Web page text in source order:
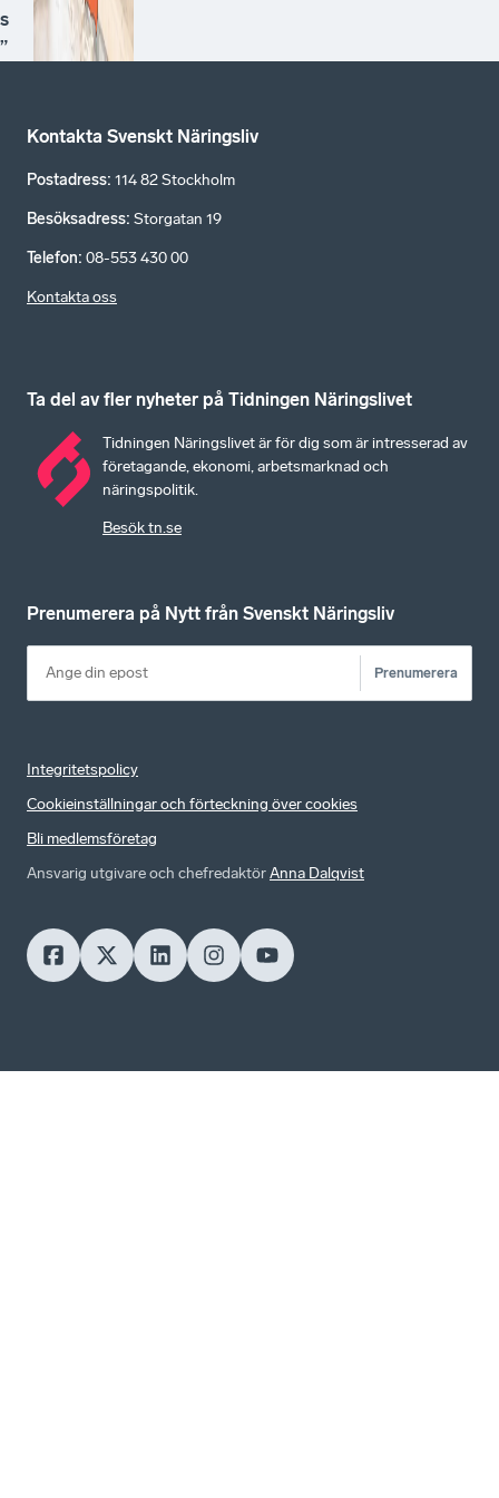
s
”
Kontakta Svenskt Näringsliv
Postadress: 114 82 Stockholm
Besöksadress: Storgatan 19
Telefon: 08-553 430 00
Kontakta oss
Ta del av fler nyheter på Tidningen Näringslivet
Tidningen Näringslivet är för dig som är intresserad av
företagande, ekonomi, arbetsmarknad och
näringspolitik.
Besök tn.se
Prenumerera på Nytt från Svenskt Näringsliv
Prenumerera
Integritetspolicy
Cookieinställningar och förteckning över cookies
Bli medlemsföretag
Ansvarig utgivare och chefredaktörAnna Dalqvist